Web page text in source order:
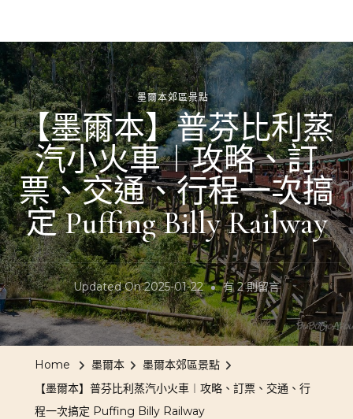
墨爾本郊區景點
【墨爾本】普芬比利蒸
汽小火車︱攻略、訂
票、交通、行程一次搞
定 Puffing Billy Railway
Updated On2025-01-22
在
〈【墨
爾
有 2 則留言
Home 墨爾本
墨爾本郊區景點
【墨爾本】普芬比利蒸汽小火車︱攻略、訂票、交通、行
程一次搞定 Puffing Billy Railway